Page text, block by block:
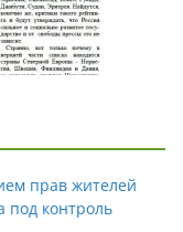
прав жителей
под контроль